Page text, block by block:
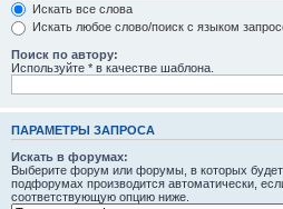
Искать все слова
Искать любое слово/поиск с языком
Поиск по автору:
Используйте * в качестве шаблона.
ПАРАМЕТРЫ ЗАПРОСА
Искать в форумах:
Выберите форум или форумы, в которых
подфорумах производится автоматически,
соответствующую опцию ниже.